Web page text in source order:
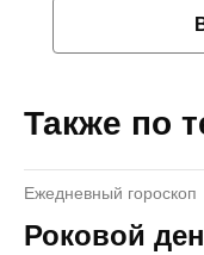
Также по
Ежедневный гороскоп
Роковой